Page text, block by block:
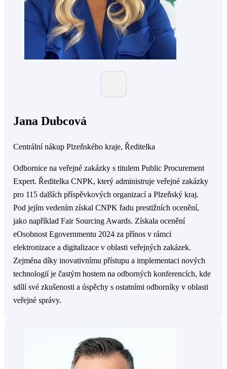
Jana Dubcová
Centrální nákup Plzeňského kraje, Ředitelka
Odbornice na veřejné zakázky s titulem Public Procurement
Expert. Ředitelka CNPK, který administruje veřejné zakázky
pro 115 dalších příspěvkových organizací a Plzeňský kraj.
Pod jejím vedením získal CNPK řadu prestižních ocenění,
jako například Fair Sourcing Awards. Získala ocenění
eOsobnost Egovernmentu 2024 za přínos v rámci
elektronizace a digitalizace v oblasti veřejných zakázek.
Zejména díky inovativnímu přístupu a implementaci nových
technologií je častým hostem na odborných konferencích, kde
sdílí své zkušenosti a úspěchy s ostatními odborníky v oblasti
veřejné správy.